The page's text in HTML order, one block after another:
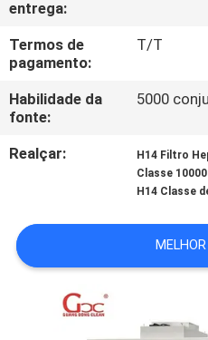
QUALIDADE
CONTACTE-
NOS
NOTÍCIAS
CASOS
SOLICITE UM
ORÇAMENTO
entrega:
Termos de
pagamento:
T/T
Habilidade da
fonte:
5000
Realçar: H14 Filtro
Classe
H14 Classe